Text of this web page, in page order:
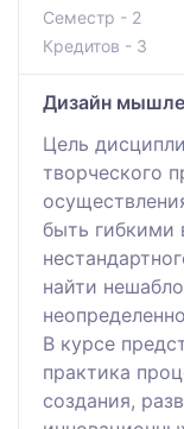
Семестр - 2
Кредитов - 3
Дизайн
Цель
творческого
быть гибкими
найти
В курсе
практика
создания,